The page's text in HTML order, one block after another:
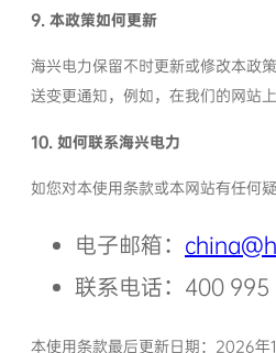
9. 本政策如何更新
海兴电力保留不时更新或修改本政
送变更通知，例如，在我们的网站
10. 如何联系海兴电力
如您对本使用条款或本网站有任何
电子邮箱：
联系电话：400 995
本使用条款最后更新日期：2026年